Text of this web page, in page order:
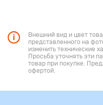
Внешний вид и цвет
представленного на
изменить технические
Просьба уточнять эти
товар при покупке.
офертой.